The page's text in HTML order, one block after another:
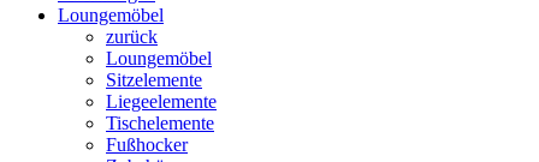
Loungemöbel
zurück
Loungemöbel
Sitzelemente
Liegeelemente
Tischelemente
Fußhocker